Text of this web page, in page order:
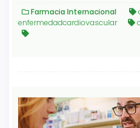
Farmacia Internacional
enfermedadcardiovascular